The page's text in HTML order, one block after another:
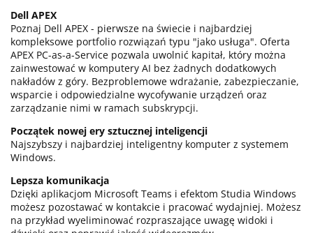
Dell APEX
Poznaj Dell APEX - pierwsze na świecie i najbardziej
kompleksowe portfolio rozwiązań typu "jako usługa". Oferta
APEX PC-as-a-Service pozwala uwolnić kapitał, który można
zainwestować w komputery AI bez żadnych dodatkowych
nakładów z góry. Bezproblemowe wdrażanie, zabezpieczanie,
wsparcie i odpowiedzialne wycofywanie urządzeń oraz
zarządzanie nimi w ramach subskrypcji.
Początek nowej ery sztucznej inteligencji
Najszybszy i najbardziej inteligentny komputer z systemem
Windows.
Lepsza komunikacja
Dzięki aplikacjom Microsoft Teams i efektom Studia Windows
możesz pozostawać w kontakcie i pracować wydajniej. Możesz
na przykład wyeliminować rozpraszające uwagę widoki i